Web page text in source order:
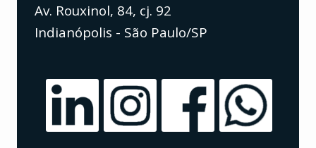
Av. Rouxinol, 84, cj. 92
Indianópolis - São Paulo/SP